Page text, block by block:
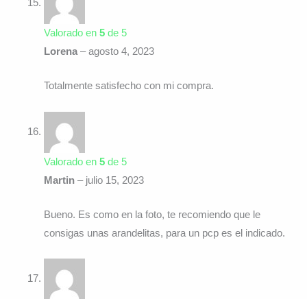
Valorado en 5de 5
Lorena – agosto 4, 2023
Totalmente satisfecho con mi compra.
Valorado en 5de 5
Martin – julio 15, 2023
Bueno. Es como en la foto, te recomiendo que le
consigas unas arandelitas, para un pcp es el indicado.